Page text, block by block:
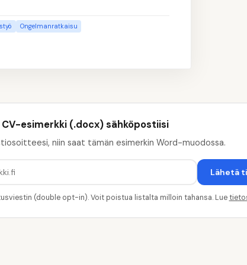
Ongelmanratkaisu
esimerkki (.docx) sähköpostiisi
niin saat tämän esimerkin Word-muodossa.
Lähetä
(double opt-in). Voit poistua listalta milloin tahansa. Lue